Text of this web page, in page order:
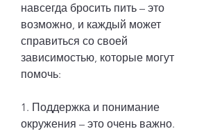
навсегда бросить пить – это
возможно, и каждый может
справиться со своей
зависимостью, которые могут
помочь:
1. Поддержка и понимание
окружения – это очень важно.